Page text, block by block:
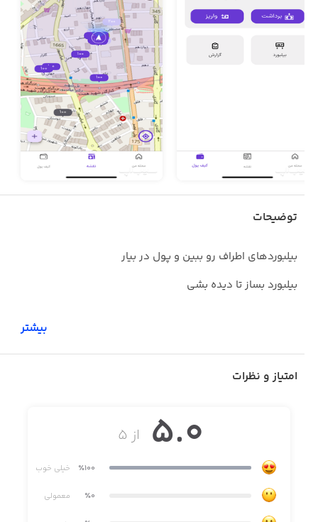
توضیحات
بیلبوردهای اطراف رو ببین و پول در بیار
بیلبورد بساز تا دیده بشی
بیشتر
امتیاز و نظرات
از ۵ 5.0
٪100 خیلی خوب
٪0 معمولی